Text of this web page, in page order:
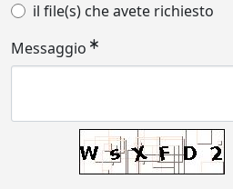
il file(s) che avete richiesto
Messaggio